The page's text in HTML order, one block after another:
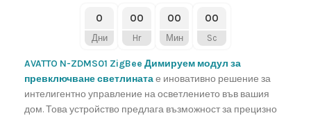
0
Дни
00
Hr
00
Мин
00
Sc
AVATTO N-ZDMS01 ZigBee Димируем модул за
превключване светлинатае иновативно решение за
интелигентно управление на осветлението във вашия
дом. Това устройство предлага възможност за прецизно